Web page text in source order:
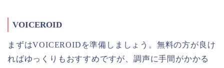
VOICEROID
まずはVOICEROIDを準備しましょう。無料の方が良け
ればゆっくりもおすすめですが、調声に手間がかかる